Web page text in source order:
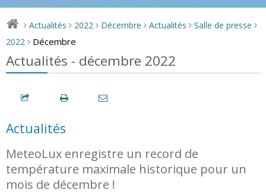
> Actualités > 2022 > Décembre > Actualités > Salle de presse >
2022 > Décembre
Actualités - décembre 2022
Actualités
MeteoLux enregistre un record de
température maximale historique pour un
mois de décembre !